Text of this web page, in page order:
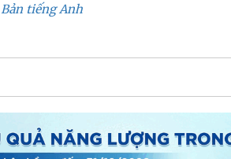
Bản tiếng Anh